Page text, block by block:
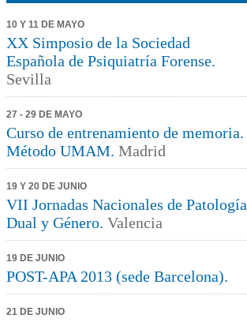
10 Y 11 DE MAYO
XX Simposio de la Sociedad
Española de Psiquiatría Forense.
Sevilla
27 - 29 DE MAYO
Curso de entrenamiento de memoria.
Método UMAM. Madrid
19 Y 20 DE JUNIO
VII Jornadas Nacionales de Patología
Dual y Género. Valencia
19 DE JUNIO
POST-APA 2013 (sede Barcelona).
21 DE JUNIO